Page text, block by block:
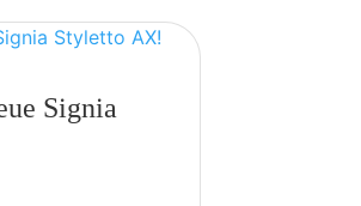
Signia